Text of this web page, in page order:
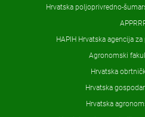
Hrvatska poljoprivredno-
HAPIH Hrvatska agencija
Agronomski
Hrvatska
Hrvatska
Hrvatska